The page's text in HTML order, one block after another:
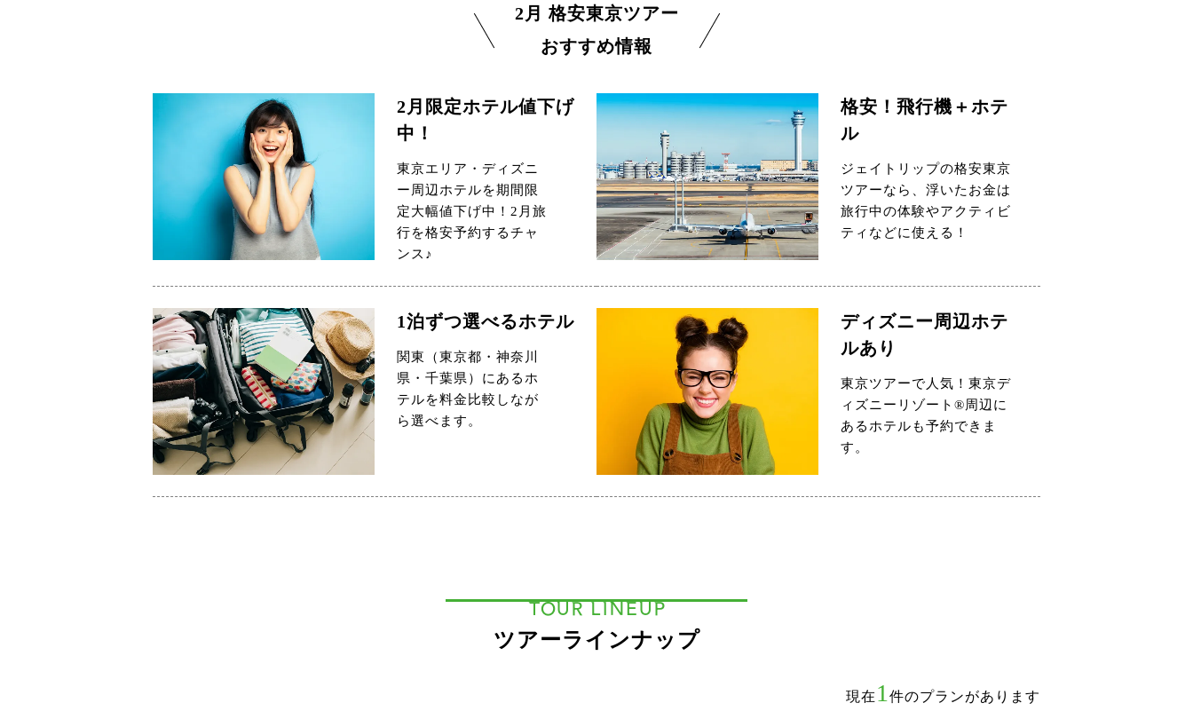
2月 格安東京ツアー
おすすめ情報
2月限定ホテル値下げ
中！
東京エリア・ディズニ
ー周辺ホテルを期間限
定大幅値下げ中！2月旅
行を格安予約するチャ
ンス♪
格安！飛行機＋ホテ
ル
ジェイトリップの格安東京
ツアーなら、浮いたお金は
旅行中の体験やアクティビ
ティなどに使える！
1泊ずつ選べるホテル
関東（東京都・神奈川
県・千葉県）にあるホ
テルを料金比較しなが
ら選べます。
ディズニー周辺ホテ
ルあり
東京ツアーで人気！東京デ
ィズニーリゾート®周辺に
あるホテルも予約できま
す。
TOUR LINEUP
ツアーラインナップ
現在 1 件のプランがあります